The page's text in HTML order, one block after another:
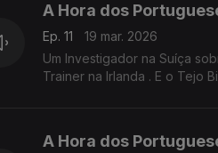
A Hora dos
Ep. 11
19 mar. 2026
Um Investigador na Suíça
Trainer na Irlanda . E o Tejo
A Hora dos